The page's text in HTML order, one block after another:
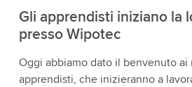
Gli apprendisti iniziano la
presso Wipotec
Oggi abbiamo dato il benvenuto ai
apprendisti, che inizieranno a